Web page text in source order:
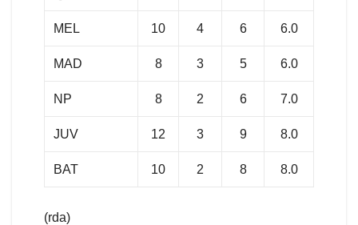
MEL 10 4 6 6.0
MAD 8 3 5 6.0
NP 8 2 6 7.0
JUV 12 3 9 8.0
BAT 10 2 8 8.0
(rda)